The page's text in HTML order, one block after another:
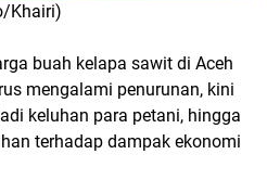
Khairi)
buah kelapa sawit di Aceh
mengalami penurunan, kini
keluhan para petani, hingga
terhadap dampak ekonomi